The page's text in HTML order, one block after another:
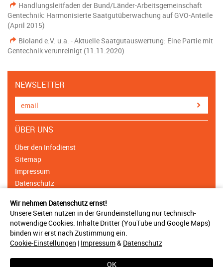
Wir nehmen Datenschutz ernst!
Unsere Seiten nutzen in der Grundeinstellung nur technisch-
notwendige Cookies. Inhalte Dritter (YouTube und Google Maps)
binden wir erst nach Zustimmung ein.
Cookie-Einstellungen | Impressum& Datenschutz
OK
Handlungsleitfaden der Bund/Länder-Arbeitsgemeinschaft
Gentechnik: Harmonisierte Saatgutüberwachung auf GVO-Anteile
(April 2015)
Bioland e.V. u.a. - Aktuelle Saatgutauswertung: Eine Partie mit
Gentechnik verunreinigt (11.11.2020)
NEWSLETTER
ÜBER UNS
Über den Infodienst
Sitemap
Impressum
Datenschutz
NETZWERK
Träger & Unterstützer
Ansprechpartner